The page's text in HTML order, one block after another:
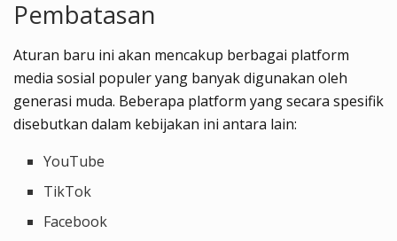
Pembatasan
Aturan baru ini akan mencakup berbagai platform
media sosial populer yang banyak digunakan oleh
generasi muda. Beberapa platform yang secara spesifik
disebutkan dalam kebijakan ini antara lain:
YouTube
TikTok
Facebook